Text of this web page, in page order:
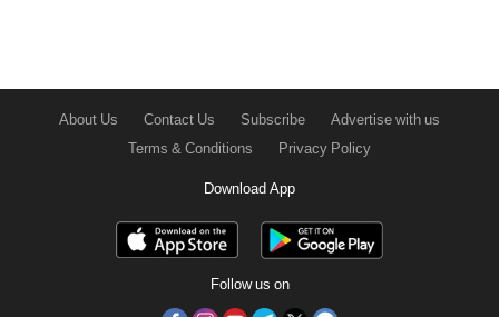
About Us Contact Us Subscribe
Advertise with us
Terms & Conditions
Privacy Policy
Download App
Follow us on